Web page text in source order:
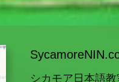
シカモア日本語